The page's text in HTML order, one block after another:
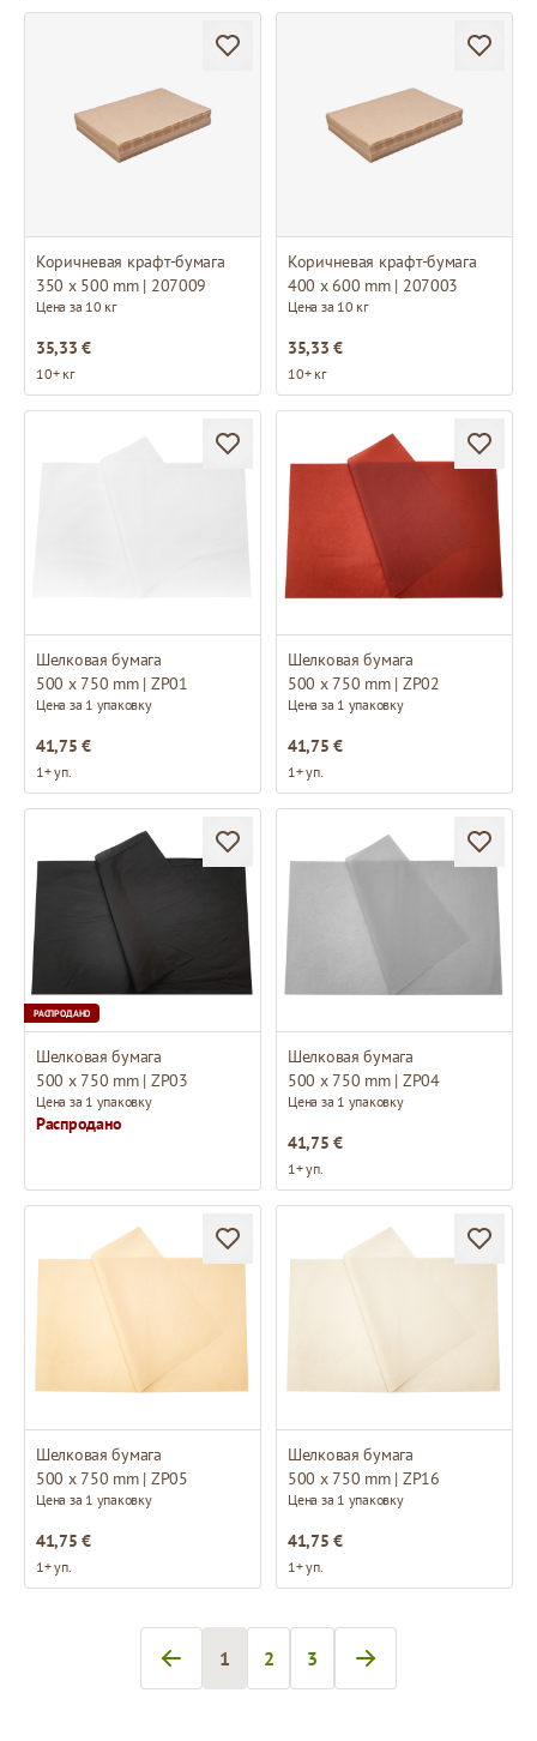
Коричневая крафт-бумага
350 x 500 mm | 207009
Цена за 10 кг
35,33 €
10+ кг
Коричневая крафт-бумага
400 x 600 mm | 207003
Цена за 10 кг
35,33 €
10+ кг
Шелковая бумага
500 x 750 mm | ZP01
Цена за 1 упаковку
41,75 €
1+ уп.
Шелковая бумага
500 x 750 mm | ZP02
Цена за 1 упаковку
41,75 €
1+ уп.
РАСПРОДАНО
Шелковая бумага
500 x 750 mm | ZP03
Цена за 1 упаковку
Распродано
Шелковая бумага
500 x 750 mm | ZP04
Цена за 1 упаковку
41,75 €
1+ уп.
Шелковая бумага
500 x 750 mm | ZP05
Цена за 1 упаковку
41,75 €
1+ уп.
Шелковая бумага
500 x 750 mm | ZP16
Цена за 1 упаковку
41,75 €
1+ уп.
Вы сейчас читаете страницу
1
Страница
2
Страница
3